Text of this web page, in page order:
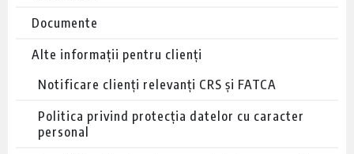
Documente
Alte informații pentru clienți
Notificare clienți relevanți CRS și FATCA
Politica privind protecția datelor cu caracter
personal